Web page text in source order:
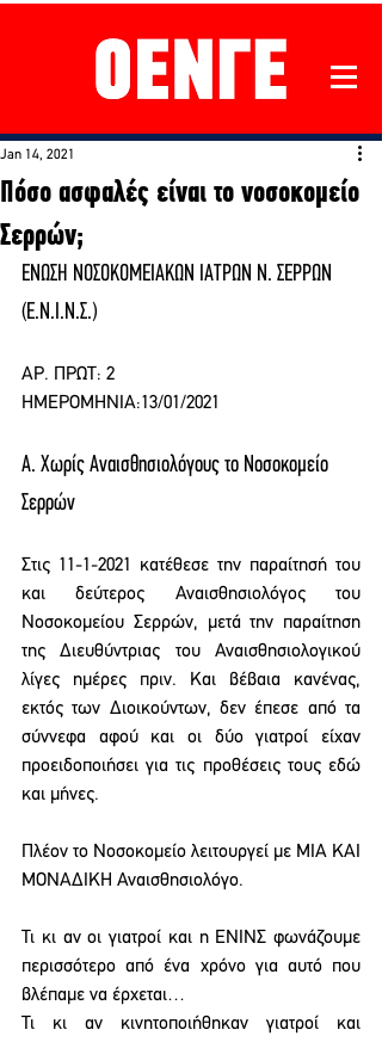
Πόσο ασφαλές είναι το νοσοκομείο
Σερρών;
Jan 14, 2021
ΕΝΩΣΗ ΝΟΣΟΚΟΜΕΙΑΚΩΝ ΙΑΤΡΩΝ Ν. ΣΕΡΡΩΝ
(Ε.Ν.Ι.Ν.Σ.)
ΑΡ. ΠΡΩΤ: 2
ΗΜΕΡΟΜΗΝΙΑ:13/01/2021
Α. Χωρίς Αναισθησιολόγους το Νοσοκομείο
Σερρών
Στις 11-1-2021 κατέθεσε την παραίτησή του
και δεύτερος Αναισθησιολόγος του
Νοσοκομείου Σερρών, μετά την παραίτηση
της Διευθύντριας του Αναισθησιολογικού
λίγες ημέρες πριν. Και βέβαια κανένας,
εκτός των Διοικούντων, δεν έπεσε από τα
σύννεφα αφού και οι δύο γιατροί είχαν
προειδοποιήσει για τις προθέσεις τους εδώ
και μήνες.
Πλέον το Νοσοκομείο λειτουργεί με ΜΙΑ ΚΑΙ
ΜΟΝΑΔΙΚΗ Αναισθησιολόγο.
Τι κι αν οι γιατροί και η ΕΝΙΝΣ φωνάζουμε
περισσότερο από ένα χρόνο για αυτό που
βλέπαμε να έρχεται…
Τι κι αν κινητοποιήθηκαν γιατροί και